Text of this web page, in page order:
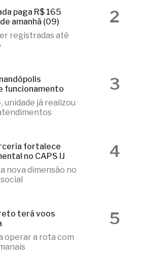
paga R$ 165
amanhã (09)
registradas até
2
funcionamento
unidade já realizou
3
fortalece
no CAPS IJ
nova dimensão no
4
terá voos
operar a rota com
5